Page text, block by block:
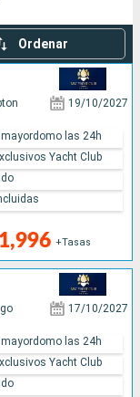
Ordenar
19/10/2027
+Tasas
mayordomo las 24h
Yacht Club
17/10/2027
mayordomo las 24h
Yacht Club